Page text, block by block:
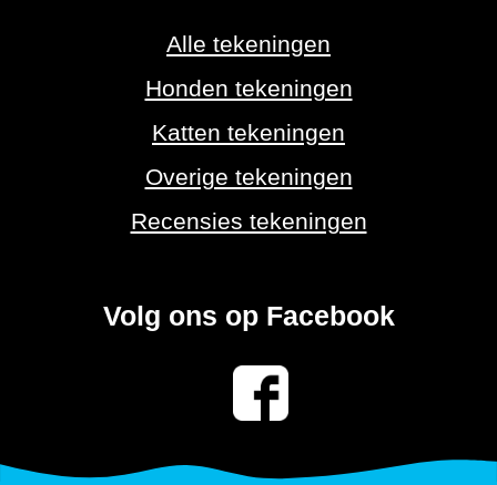
Alle tekeningen
Honden tekeningen
Katten tekeningen
Overige tekeningen
Recensies tekeningen
Volg ons op Facebook